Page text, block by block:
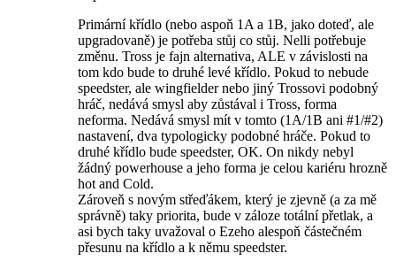
Primární křídlo (nebo aspoň 1A a 1B, jako doteď, ale
upgradovaně) je potřeba stůj co stůj. Nelli potřebuje
změnu. Tross je fajn alternativa, ALE v závislosti na
tom kdo bude to druhé levé křídlo. Pokud to nebude
speedster, ale wingfielder nebo jiný Trossovi podobný
hráč, nedává smysl aby zůstával i Tross, forma
neforma. Nedává smysl mít v tomto (1A/1B ani #1/#2)
nastavení, dva typologicky podobné hráče. Pokud to
druhé křídlo bude speedster, OK. On nikdy nebyl
žádný powerhouse a jeho forma je celou kariéru hrozně
hot and Cold.
Zároveň s novým střeďákem, který je zjevně (a za mě
správně) taky priorita, bude v záloze totální přetlak, a
asi bych taky uvažoval o Ezeho alespoň částečném
přesunu na křídlo a k němu speedster.